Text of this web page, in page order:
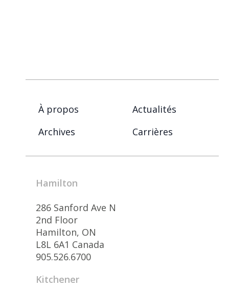
À propos
Actualités
Archives
Carrières
Hamilton
286 Sanford Ave N
2nd Floor
Hamilton, ON
L8L 6A1 Canada
905.526.6700
Kitchener